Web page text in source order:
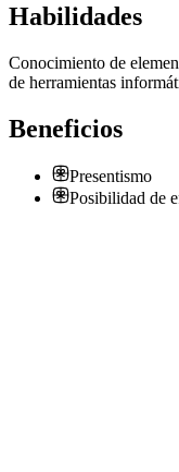
Habilidades
Conocimiento de
de herramientas
Beneficios
Presentismo
Posibilidad de